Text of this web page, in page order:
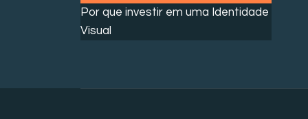
Por que investir em uma Identidade
Visual